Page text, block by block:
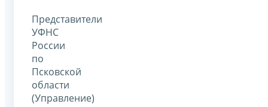
Представители
УФНС
России
по
Псковской
области
(Управление)